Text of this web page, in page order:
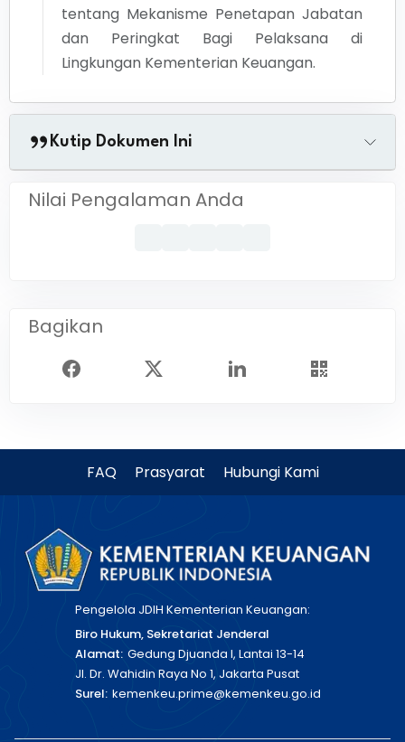
tentang Mekanisme Penetapan Jabatan
dan Peringkat Bagi Pelaksana di
Lingkungan Kementerian Keuangan.
Kutip Dokumen Ini
Nilai Pengalaman Anda
Bagikan
FAQ Prasyarat Hubungi Kami
Pengelola JDIH Kementerian Keuangan:
Biro Hukum, Sekretariat Jenderal
Alamat: Gedung Djuanda I, Lantai 13-14
Jl. Dr. Wahidin Raya No 1, Jakarta Pusat
Surel: kemenkeu.prime@kemenkeu.go.id